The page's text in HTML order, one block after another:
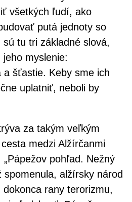
všetkých ľudí, ako
putá jednoty so
tu tri základné slová,
myslenie:
a šťastie. Keby sme ich
uplatniť, neboli by
za takým veľkým
medzi Alžírčanmi
pohľad. Nežný
spomenula, alžírsky národ
rany terorizmu,